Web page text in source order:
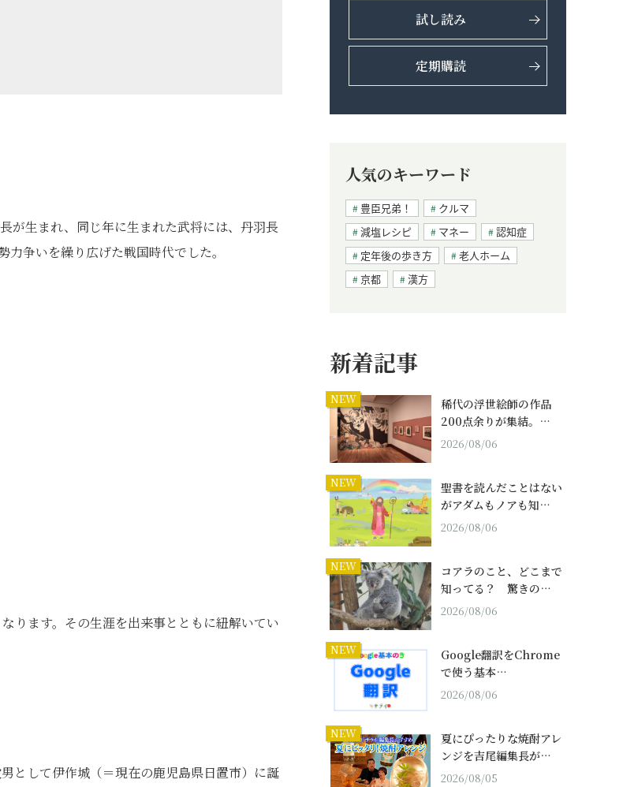
が生まれ、同じ年に生まれた武将には、丹羽長
争いを繰り広げた戦国時代でした。
ります。その生涯を出来事とともに紐解いてい
として伊作城（＝現在の鹿児島県日置市）に誕
試し読み
定期購読
人気のキーワード
豊臣兄弟！
クルマ
減塩レシピ
マネー
認知症
定年後の歩き方
老人ホーム
京都
漢方
新着記事
NEW
稀代の浮世絵師の作品
200点余りが集結。…
2026/08/06
NEW
聖書を読んだことはない
がアダムもノアも知…
2026/08/06
NEW
コアラのこと、どこまで
知ってる？ 驚きの…
2026/08/06
NEW
Google翻訳をChrome
で使う基本…
2026/08/06
NEW
夏にぴったりな焼酎アレ
ンジを吉尾編集長が…
2026/08/05